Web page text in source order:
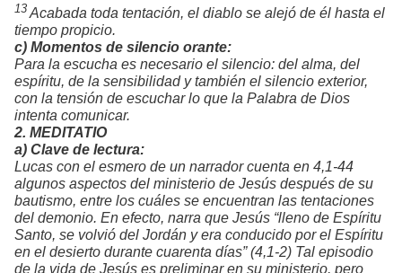
13 Acabada toda tentación, el diablo se alejó de él hasta el
tiempo propicio.
c) Momentos de silencio orante:
Para la escucha es necesario el silencio: del alma, del
espíritu, de la sensibilidad y también el silencio exterior,
con la tensión de escuchar lo que la Palabra de Dios
intenta comunicar.
2. MEDITATIO
a) Clave de lectura:
Lucas con el esmero de un narrador cuenta en 4,1-44
algunos aspectos del ministerio de Jesús después de su
bautismo, entre los cuáles se encuentran las tentaciones
del demonio. En efecto, narra que Jesús “lleno de Espíritu
Santo, se volvió del Jordán y era conducido por el Espíritu
en el desierto durante cuarenta días” (4,1-2) Tal episodio
de la vida de Jesús es preliminar en su ministerio, pero